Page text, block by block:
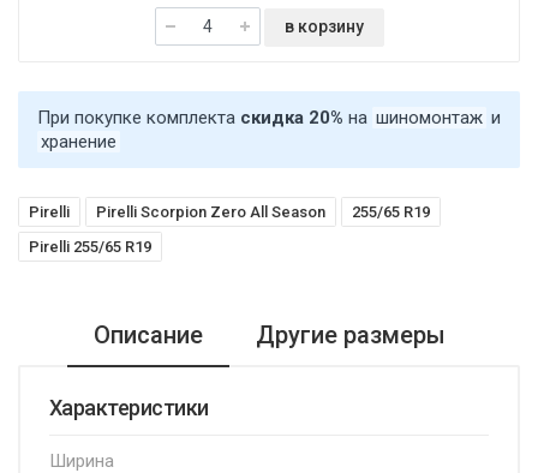
в корзину
При покупке комплекта скидка 20% на шиномонтаж и
хранение
Pirelli Pirelli Scorpion Zero All Season
255/65 R19
Pirelli 255/65 R19
Описание Другие размеры
Характеристики
Ширина